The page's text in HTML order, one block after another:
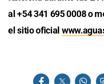
al +54 341 695 0008 o
el sitio oficial